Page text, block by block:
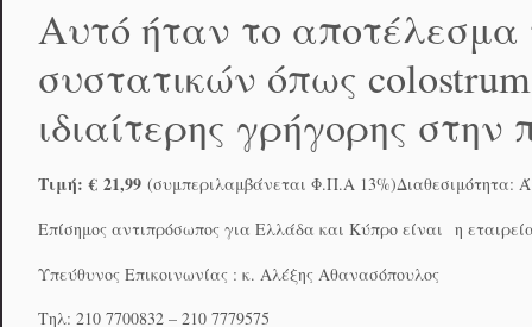
Αυτό ήταν το αποτέλεσμα
συστατικών όπως
ιδιαίτερης γρήγορης
Τιμή: € 21,99 (συμπεριλαμβάνεται Φ.Π.Α 13%)Διαθεσιμότητα:
Επίσημος αντιπρόσωπος για Ελλάδα και Κύπρο είναι η
Υπεύθυνος Επικοινωνίας : κ. Αλέξης Αθανασόπουλος
Τηλ: 210 7700832 – 210 7779575